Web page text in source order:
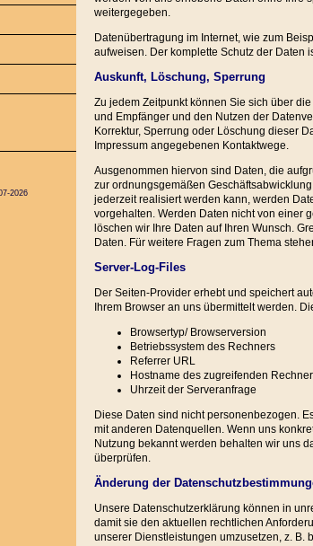
weitergegeben.
Datenübertragung im Internet, wie zum
aufweisen. Der komplette Schutz der Daten
Auskunft, Löschung, Sperrung
Zu jedem Zeitpunkt können Sie sich über
und Empfänger und den Nutzen der
Korrektur, Sperrung oder Löschung dieser
Impressum angegebenen Kontaktwege.
Ausgenommen hiervon sind Daten, die
zur ordnungsgemäßen
jederzeit realisiert werden kann, werden
vorgehalten. Werden Daten nicht von einer
löschen wir Ihre Daten auf Ihren Wunsch.
Daten. Für weitere Fragen zum Thema
Server-Log-Files
Der Seiten-Provider erhebt und speichert
Ihrem Browser an uns übermittelt werden.
Browsertyp/ Browserversion
Betriebssystem des Rechners
Referrer URL
Hostname des zugreifenden
Uhrzeit der Serveranfrage
Diese Daten sind nicht personenbezogen.
mit anderen Datenquellen. Wenn uns
Nutzung bekannt werden behalten wir uns
überprüfen.
Änderung der
Unsere Datenschutzerklärung können in
damit sie den aktuellen rechtlichen
unserer Dienstleistungen umzusetzen, z. B.
2026